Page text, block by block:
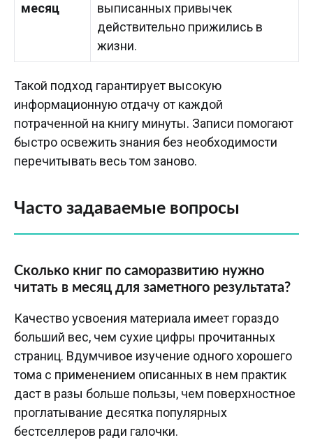
месяц
выписанных привычек
действительно прижились в
жизни.
Такой подход гарантирует высокую
информационную отдачу от каждой
потраченной на книгу минуты. Записи помогают
быстро освежить знания без необходимости
перечитывать весь том заново.
Часто задаваемые вопросы
Сколько книг по саморазвитию нужно
читать в месяц для заметного результата?
Качество усвоения материала имеет гораздо
больший вес, чем сухие цифры прочитанных
страниц. Вдумчивое изучение одного хорошего
тома с применением описанных в нем практик
даст в разы больше пользы, чем поверхностное
проглатывание десятка популярных
бестселлеров ради галочки.